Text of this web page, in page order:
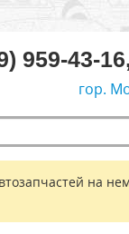
959-43-
гор.
на